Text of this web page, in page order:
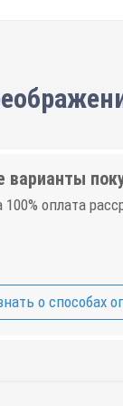
варианты
100% оплата
о способах